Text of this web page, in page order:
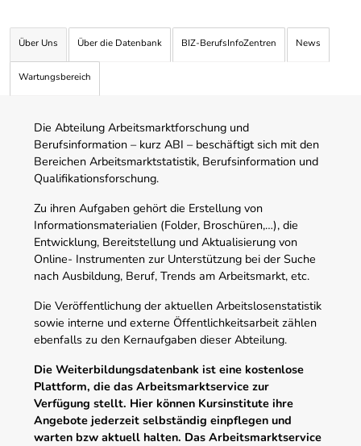
Über Uns Über die Datenbank BIZ-BerufsInfoZentren News
Wartungsbereich
Die Abteilung Arbeitsmarktforschung und
Berufsinformation – kurz ABI – beschäftigt sich mit den
Bereichen Arbeitsmarktstatistik, Berufsinformation und
Qualifikationsforschung.
Zu ihren Aufgaben gehört die Erstellung von
Informationsmaterialien (Folder, Broschüren,…), die
Entwicklung, Bereitstellung und Aktualisierung von
Online- Instrumenten zur Unterstützung bei der Suche
nach Ausbildung, Beruf, Trends am Arbeitsmarkt, etc.
Die Veröffentlichung der aktuellen Arbeitslosenstatistik
sowie interne und externe Öffentlichkeitsarbeit zählen
ebenfalls zu den Kernaufgaben dieser Abteilung.
Die Weiterbildungsdatenbank ist eine kostenlose
Plattform, die das Arbeitsmarktservice zur
Verfügung stellt. Hier können Kursinstitute ihre
Angebote jederzeit selbständig einpflegen und
warten bzw aktuell halten. Das Arbeitsmarktservice